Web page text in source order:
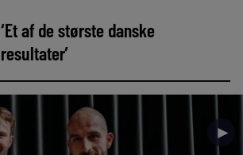
‘Et af de største danske
resultater’
►